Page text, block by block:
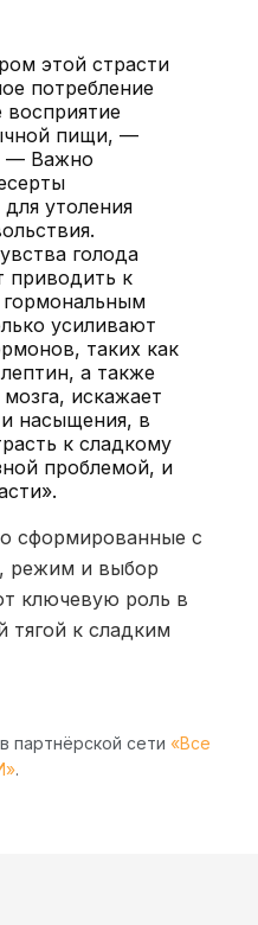
этой страсти
потребление
восприятие
пищи, —
— Важно
утоления
голода
приводить к
гормональным
усиливают
таких как
а также
искажает
насыщения, в
к сладкому
проблемой, и
сформированные с
режим и выбор
ключевую роль в
тягой к сладким
партнёрской сети «Все
.